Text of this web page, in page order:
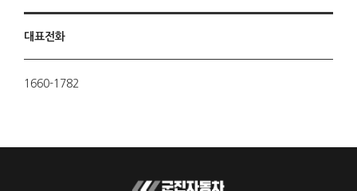
대표전화
1660-1782